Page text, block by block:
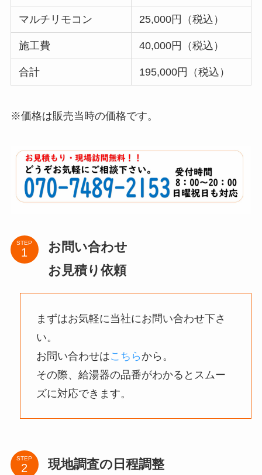
マルチリモコン 25,000円（税込）
施工費 40,000円（税込）
合計 195,000円（税込）
※価格は販売当時の価格です。
STEP
お問い合わせ
お見積り依頼
まずはお気軽に当社にお問い合わせ下さ
い。
お問い合わせはこちら から。
その際、給湯器の品番がわかるとスムー
ズに対応できます。
STEP 現地調査の日程調整